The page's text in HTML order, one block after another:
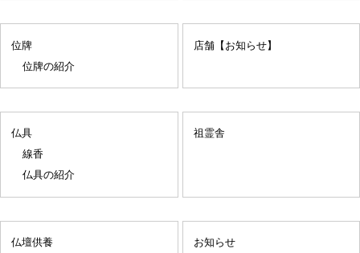
位牌
位牌の紹介
店舗【お知らせ】
仏具
線香
仏具の紹介
祖霊舎
仏壇供養
お知らせ